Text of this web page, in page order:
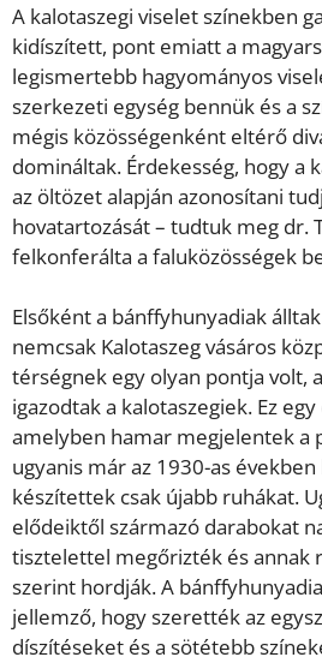
A kalotaszegi viselet színekben
kidíszített, pont emiatt a
legismertebb hagyományos
szerkezeti egység bennük és a
mégis közösségenként eltérő
domináltak. Érdekesség, hogy a
az öltözet alapján azonosítani
hovatartozását – tudtuk meg dr.
felkonferálta a faluközösségek
Elsőként a bánffyhunyadiak
nemcsak Kalotaszeg vásáros
térségnek egy olyan pontja volt,
igazodtak a kalotaszegiek. Ez
amelyben hamar megjelentek a
ugyanis már az 1930-as
készítettek csak újabb ruhákat.
elődeiktől származó darabokat
tisztelettel megőrizték és annak
szerint hordják. A
jellemző, hogy szerették az
díszítéseket és a sötétebb